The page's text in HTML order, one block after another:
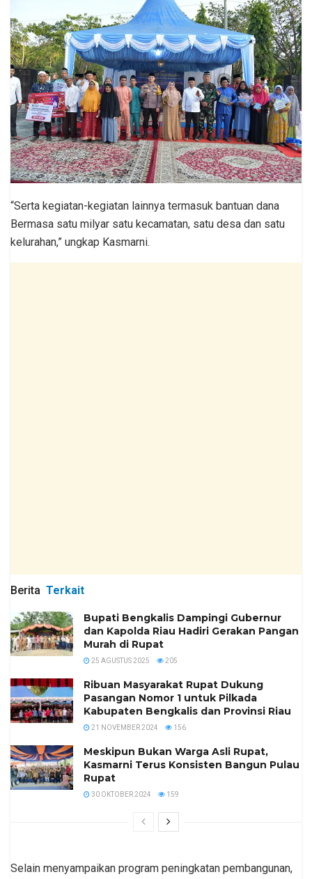
“Serta kegiatan-kegiatan lainnya termasuk bantuan dana
Bermasa satu milyar satu kecamatan, satu desa dan satu
kelurahan,” ungkap Kasmarni.
Berita Terkait
Bupati Bengkalis Dampingi Gubernur
dan Kapolda Riau Hadiri Gerakan Pangan
Murah di Rupat
25 AGUSTUS 2025 205
Ribuan Masyarakat Rupat Dukung
Pasangan Nomor 1 untuk Pilkada
Kabupaten Bengkalis dan Provinsi Riau
21 NOVEMBER 2024 156
Meskipun Bukan Warga Asli Rupat,
Kasmarni Terus Konsisten Bangun Pulau
Rupat
30 OKTOBER 2024 159
Selain menyampaikan program peningkatan pembangunan,